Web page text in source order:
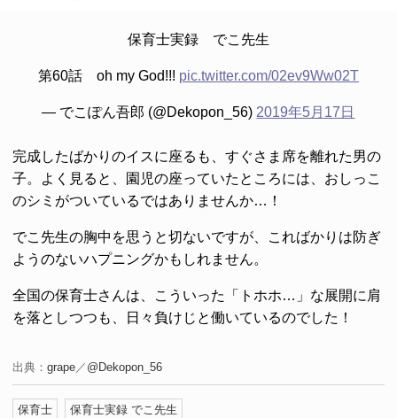
保育士実録 でこ先生
第60話 oh my God!!! pic.twitter.com/02ev9Ww02T
— でこぽん吾郎 (@Dekopon_56) 2019年5月17日
完成したばかりのイスに座るも、すぐさま席を離れた男の
子。よく見ると、園児の座っていたところには、おしっこ
のシミがついているではありませんか…！
でこ先生の胸中を思うと切ないですが、こればかりは防ぎ
ようのないハプニングかもしれません。
全国の保育士さんは、こういった「トホホ…」な展開に肩
を落としつつも、日々負けじと働いているのでした！
出典： grape／ @Dekopon_56
保育士 保育士実録 でこ先生